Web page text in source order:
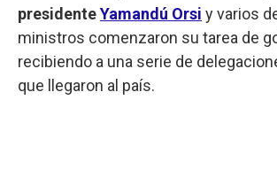
presidenteYamandú Orsi y varios
ministros comenzaron su tarea de
recibiendo a una serie de
que llegaron al país.